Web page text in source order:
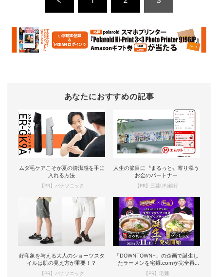
あなたにおすすめの記事
ムダ毛ケアこそが夏の清潔感を手に
入れる方法
【PR】パナソニック
人生の節目に〝まるっと〟寄り添う
お金のパートナー
【PR】三菱UFJ銀行
好印象を与える大人のショーツスタ
イルは肌の見え方が重要！？
【PR】パナソニック
「DOWNTOWN+」の企画で誕生し
たラーメンを宅麺.comが完全再
現！
【PR】宅麺